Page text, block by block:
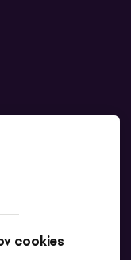
cookies